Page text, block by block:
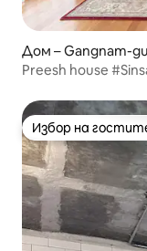
Дом – Gangnam-gu
Preesh house
Избор на
Избор на